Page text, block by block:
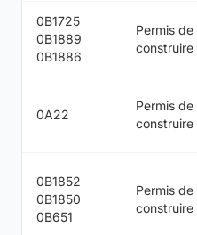
0B1725
0B1889
0B1886
Permis de
construire
0A22
Permis de
construire
0B1852
0B1850
0B651
Permis de
construire